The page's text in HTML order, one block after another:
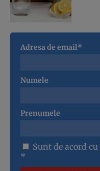
Adresa de email*
Numele
Prenumele
Sunt de acord cu
*